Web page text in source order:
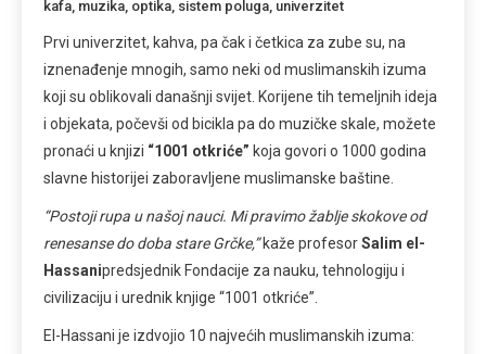
kafa, muzika, optika, sistem poluga, univerzitet
Prvi univerzitet, kahva, pa čak i četkica za zube su, na
iznenađenje mnogih, samo neki od muslimanskih izuma
koji su oblikovali današnji svijet. Korijene tih temeljnih ideja
i objekata, počevši od bicikla pa do muzičke skale, možete
pronaći u knjizi “1001 otkriće” koja govori o 1000 godina
slavne historijei zaboravljene muslimanske baštine.
“Postoji rupa u našoj nauci. Mi pravimo žablje skokove od
renesanse do doba stare Grčke,”kaže profesorSalim el-
Hassanipredsjednik Fondacije za nauku, tehnologiju i
civilizaciju i urednik knjige “1001 otkriće”.
El-Hassani je izdvojio 10 najvećih muslimanskih izuma: